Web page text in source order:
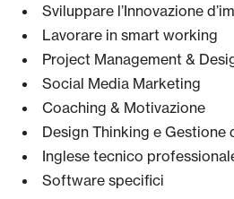
Sviluppare l’Innovazione
Lavorare in smart working
Project Management &
Social Media Marketing
Coaching & Motivazione
Design Thinking e Gestione
Inglese tecnico
Software specifici